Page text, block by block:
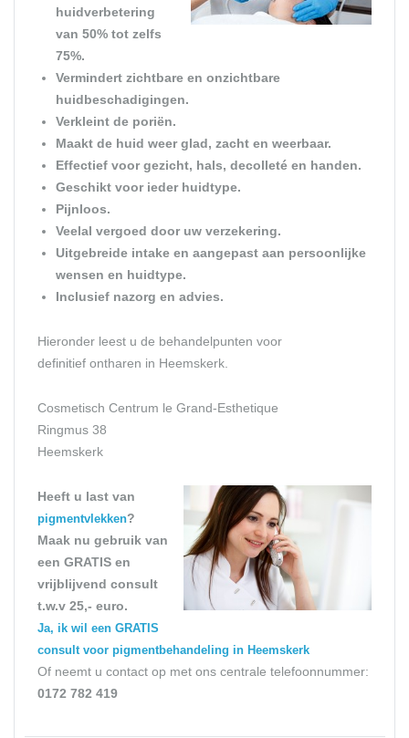
huidverbetering
van 50% tot zelfs
75%.
Vermindert zichtbare en onzichtbare
huidbeschadigingen.
Verkleint de poriën.
Maakt de huid weer glad, zacht en weerbaar.
Effectief voor gezicht, hals, decolleté en handen.
Geschikt voor ieder huidtype.
Pijnloos.
Veelal vergoed door uw verzekering.
Uitgebreide intake en aangepast aan persoonlijke
wensen en huidtype.
Inclusief nazorg en advies.
Hieronder leest u de behandelpunten voor
definitief ontharen in Heemskerk.
Cosmetisch Centrum le Grand-Esthetique
Ringmus 38
Heemskerk
Heeft u last van
pigmentvlekken?
Maak nu gebruik van
een GRATIS en
vrijblijvend consult
t.w.v 25,- euro.
Ja, ik wil een GRATIS
consult voor pigmentbehandeling in Heemskerk
Of neemt u contact op met ons centrale telefoonnummer:
0172 782 419